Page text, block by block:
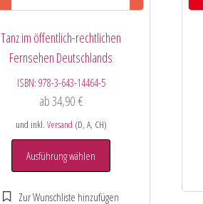
Tanz im öffentlich-rechtlichen
Fernsehen Deutschlands
ISBN: 978-3-643-14464-5
ab34,90 €
und inkl. Versand (D, A, CH)
Ausführung wählen